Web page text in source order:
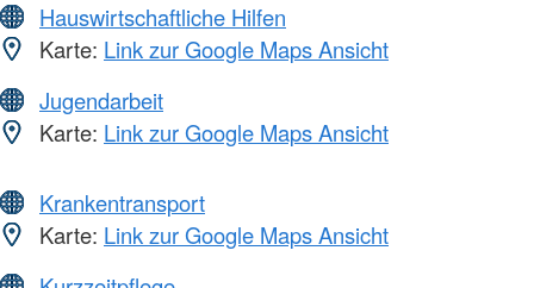
Hauswirtschaftliche Hilfen
Karte: Link zur Google Maps Ansicht
Jugendarbeit
Karte: Link zur Google Maps Ansicht
Krankentransport
Karte: Link zur Google Maps Ansicht